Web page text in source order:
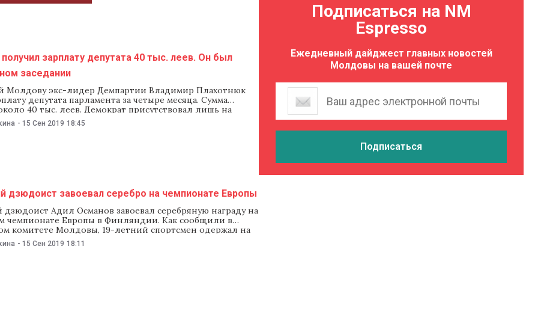
зарплату депутата 40 тыс. леев. Он был
заседании
Молдову экс-лидер Демпартии Владимир Плахотнюк
депутата парламента за четыре месяца. Сумма
40 тыс. леев. Демократ присутствовал лишь на
законодательного органа. Владимир Плахотнюк
орган по неподкупности новую декларацию
- 15 Сен 2019 18:45
дзюдоист завоевал серебро на чемпионате Европы
Адил Османов завоевал серебряную награду на
чемпионате Европы в Финляндии. Как сообщили в
комитете Молдовы, 19-летний спортсмен одержал на
четыре победы, уступив лишь в финале. Адил Османов
весовой категории до 66 кг. На чемпионате в Финляндии
- 15 Сен 2019 18:11
Подписаться на NM
Espresso
Ежедневный дайджест главных новостей
Молдовы на вашей почте